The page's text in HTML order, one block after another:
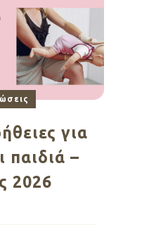
για
παιδιά –
2026